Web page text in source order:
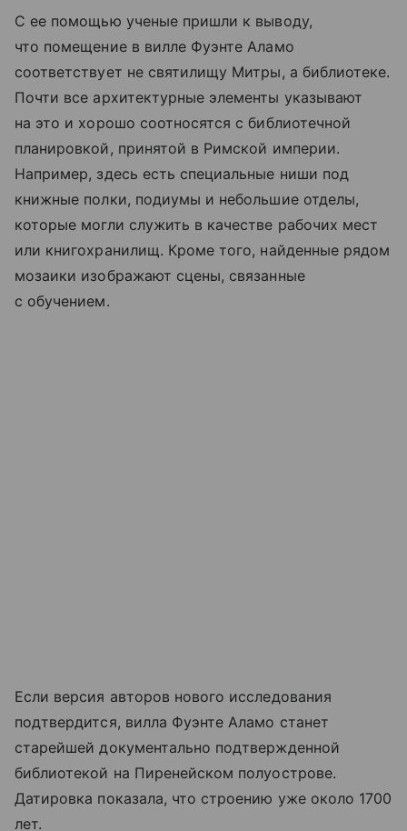
С ее помощью ученые пришли к выводу,
что помещение в вилле Фуэнте Аламо
соответствует не святилищу Митры, а библиотеке.
Почти все архитектурные элементы указывают
на это и хорошо соотносятся с библиотечной
планировкой, принятой в Римской империи.
Например, здесь есть специальные ниши под
книжные полки, подиумы и небольшие отделы,
которые могли служить в качестве рабочих мест
или книгохранилищ. Кроме того, найденные рядом
мозаики изображают сцены, связанные
с обучением.
Если версия авторов нового исследования
подтвердится, вилла Фуэнте Аламо станет
старейшей документально подтвержденной
библиотекой на Пиренейском полуострове.
Датировка показала, что строению уже около 1700
лет.